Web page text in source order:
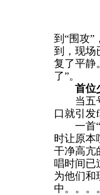
到“围攻”
到，现场
复了平静
了”。
首位
当五号
口就引发
一首“
时让原
干净高亢
唱时间已
为他们和
中。。。